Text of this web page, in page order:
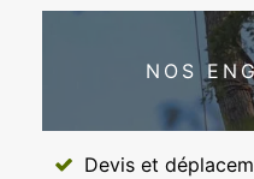
NOS
Devis et